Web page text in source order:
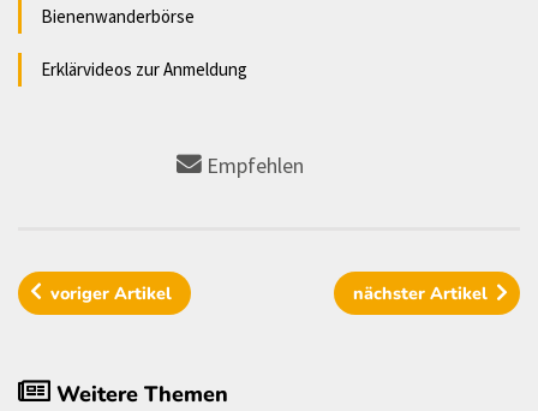
Bienenwanderbörse
Erklärvideos zur Anmeldung
Empfehlen
vorigerArtikel nächster Artikel
Weitere Themen